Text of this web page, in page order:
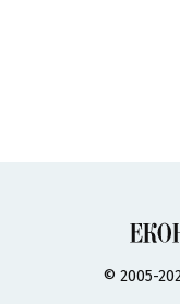
© 2005-